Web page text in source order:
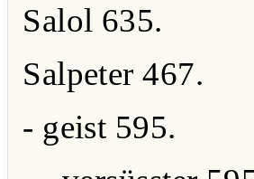
Salol 635.
Salpeter 467.
- geist 595.